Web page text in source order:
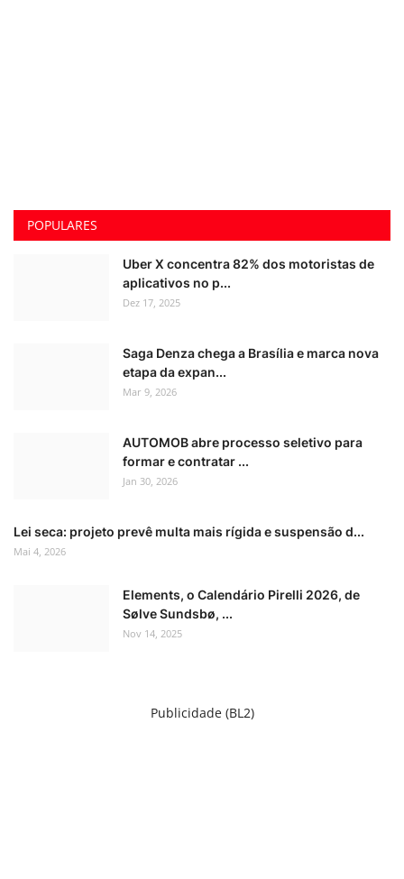
POPULARES
Uber X concentra 82% dos motoristas de
aplicativos no p...
Dez 17, 2025
Saga Denza chega a Brasília e marca nova
etapa da expan...
Mar 9, 2026
AUTOMOB abre processo seletivo para
formar e contratar ...
Jan 30, 2026
Lei seca: projeto prevê multa mais rígida e suspensão d...
Mai 4, 2026
Elements, o Calendário Pirelli 2026, de
Sølve Sundsbø, ...
Nov 14, 2025
Publicidade (BL2)